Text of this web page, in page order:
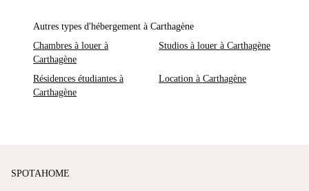
Autres types d'hébergement à Carthagène
Chambres à louer à
Carthagène
Studios à louer à Carthagène
Résidences étudiantes à
Carthagène
Location à Carthagène
SPOTAHOME